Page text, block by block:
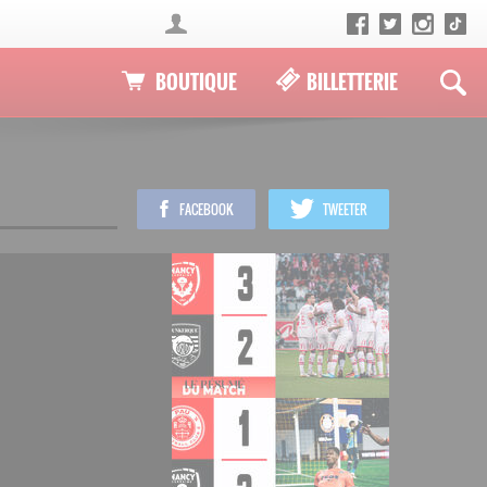
BOUTIQUE BILLETTERIE
FACEBOOK TWEETER